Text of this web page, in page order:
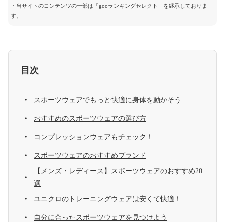
・当サイトのコンテンツの一部は「gooランキングセレクト」を継承しておりま
す。
目次
スポーツウェアでもっと快適に身体を動かそう
おすすめのスポーツウェアの選び方
コンプレッションウェアもチェック！
スポーツウェアのおすすめブランド
【メンズ・レディース】スポーツウェアのおすすめ20
選
ユニクロのトレーニングウェアは安くて快適！
自分に合ったスポーツウェアを見つけよう